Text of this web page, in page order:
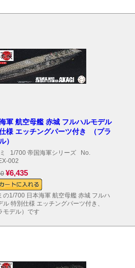
軍 航空母艦 赤城 フルハルモデル
様 エッチングパーツ付き （プラ
）
1/700 帝国海軍シリーズ No.
002
¥6,435
の1/700 日本海軍 航空母艦 赤城 フルハ
ル 特別仕様 エッチングパーツ付き、
モデル）です
ル